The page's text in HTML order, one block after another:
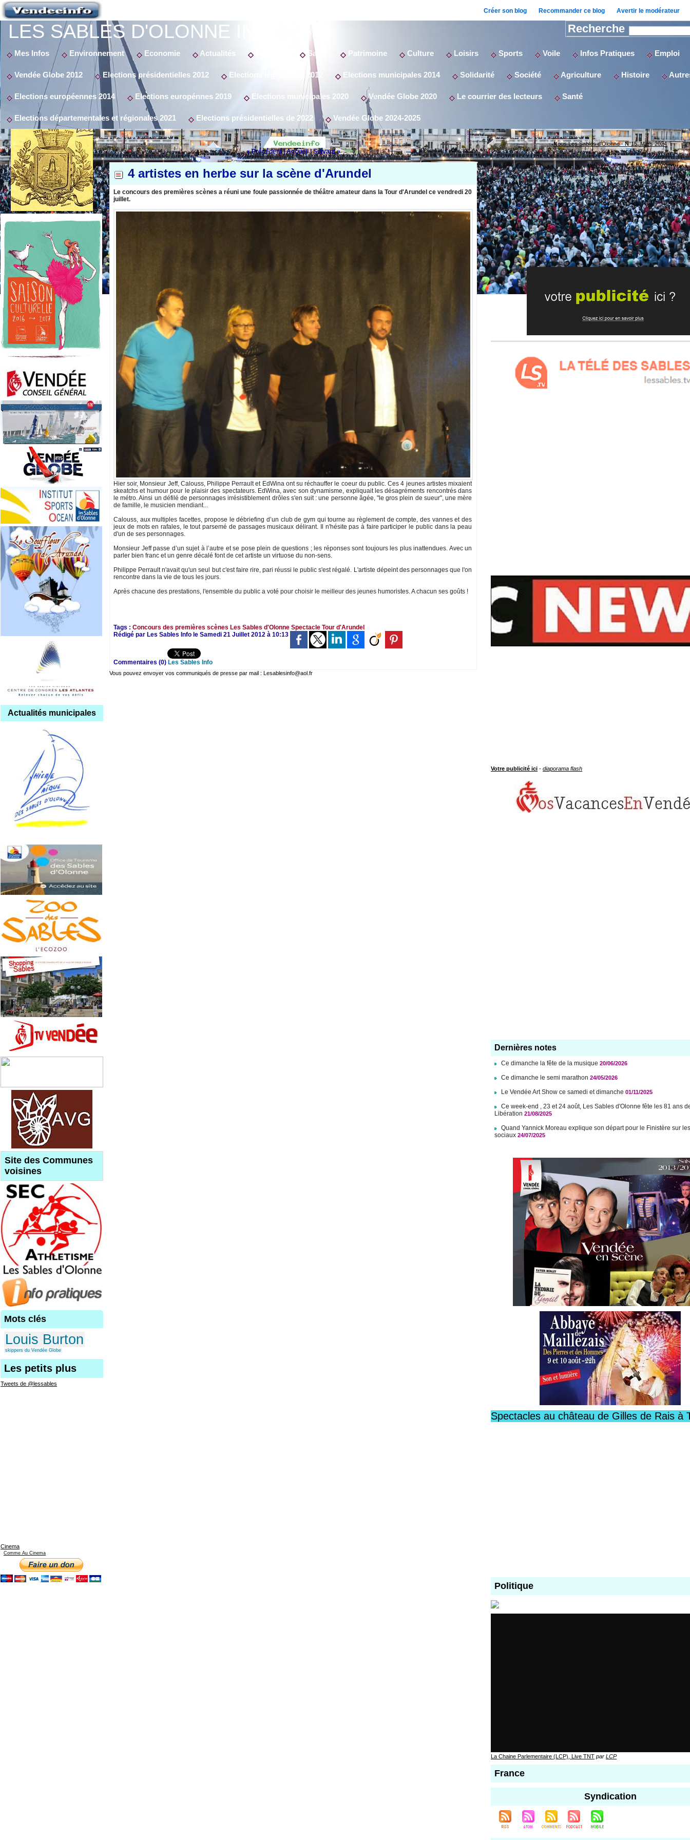
Créer son blog Recommander ce blog Avertir le modérateur
LES SABLES D'OLONNE INFO Recherche
Mes Infos Environnement Economie Actualités Santé Patrimoine Culture Loisirs Sports Voile Infos Pratiques Emploi
Vendée Globe 2012 Elections présidentielles 2012 Elections législatives 2012 Elections municipales 2014 Solidarité Société Agriculture Histoire
Elections européennes 2014 Elections europénnes 2019 Elections municipales 2020 Vendée Globe 2020 Le courrier des lecteurs Santé
Elections départementales et régionales 2021 Elections présidentielles de 2022 Vendée Globe 2024-2025
Actualités municipales
Site des Communes
voisines
Mots clés
Louis Burton
skippers du Vendée Globe
Les petits plus
Tweets de @lessables
Cinema
Comme Au Cinema
« Précédent |Accueil |Suivant »
4 artistes en herbe sur la scène d'Arundel
Le concours des premières scènes a réuni une foule passionnée de théâtre amateur dans la Tour d'Arundel ce vendredi 20
juillet.
Hier soir, Monsieur Jeff, Calouss, Philippe Perrault et EdWina ont su réchauffer le coeur du public. Ces 4 jeunes artistes mixaient
skeatchs et humour pour le plaisir des spectateurs. EdWina, avec son dynamisme, expliquait les désagréments rencontrés dans
le métro. Ainsi un défilé de personnages irrésistiblement drôles s'en suit : une personne âgée, "le gros plein de sueur", une mère
de famille, le musicien mendiant...
Calouss, aux multiples facettes, propose le débriefing d’un club de gym qui tourne au règlement de compte, des vannes et des
jeux de mots en rafales, le tout parsemé de passages musicaux délirant. Il n'hésite pas à faire participer le public dans la peau
d'un de ses personnages.
Monsieur Jeff passe d’un sujet à l’autre et se pose plein de questions ; les réponses sont toujours les plus inattendues. Avec un
parler bien franc et un genre décalé font de cet artiste un virtuose du non-sens.
Philippe Perrault n'avait qu'un seul but c'est faire rire, pari réussi le public s'est régalé. L'artiste dépeint des personnages que l'on
rencontre dans la vie de tous les jours.
Après chacune des prestations, l'ensemble du public a voté pour choisir le meilleur des jeunes humoristes. A chacun ses goûts !
Tags :Concours des premières scènes Les Sables d'Olonne Spectacle Tour d'Arundel
Rédigé par Les Sables Info le Samedi 21 Juillet 2012 à 10:13
Commentaires (0)Les Sables Info
Vous pouvez envoyer vos communiqués de presse par mail : Lesablesinfo@aol.fr
Nous Les Sables d'Olonne - N°15, Mars 2024
Publish at Calameo
Votre publicité ici -diaporama flash
Dernières notes
Ce dimanche la fête de la musique 20/06/2026
Ce dimanche le semi marathon24/05/2026
Le Vendée Art Show ce samedi et dimanche 01/11/2025
Ce week-end , 23 et 24 août, Les Sables d'Olonne fête les 81 ans
Libération21/08/2025
Quand Yannick Moreau explique son départ pour le Finistère sur
sociaux 24/07/2025
Spectacles au château de Gilles de Rais à
Politique
La Chaine Parlementaire (LCP), Live TNT parLCP
France
Syndication